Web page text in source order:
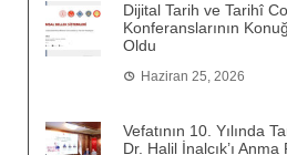
Dijital Tarih ve Tarihî
Konferanslarının
Oldu
Haziran 25, 2026
Vefatının 10. Yılında
Dr. Halil İnalcık’ı